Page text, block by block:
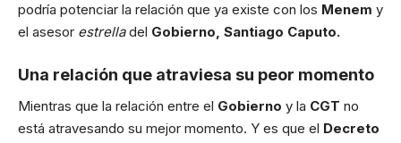
podría potenciar la relación que ya existe con los Menem y
el asesor estrelladel Gobierno, Santiago Caputo.
Una relación que atraviesa su peor momento
Mientras que la relación entre el Gobierno y la CGT no
está atravesando su mejor momento. Y es que el Decreto